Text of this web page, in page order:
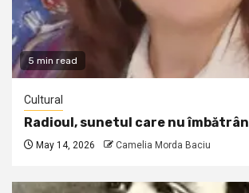
5 min read
Cultural
Radioul, sunetul care nu
May 14, 2026 Camelia Morda Baciu